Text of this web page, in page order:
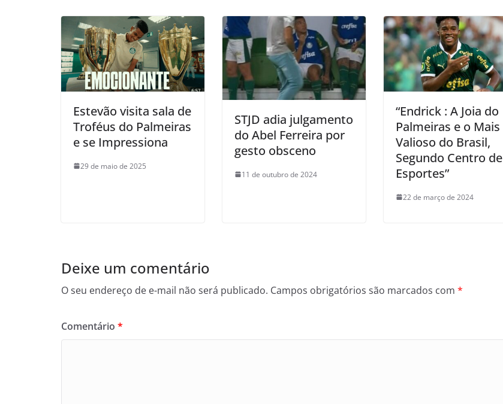
Estevão visita sala de
Troféus do Palmeiras
e se Impressiona
29 de maio de 2025
STJD adia julgamento
do Abel Ferreira por
gesto obsceno
11 de outubro de 2024
“Endrick : A Joia do
Palmeiras e o Mais
Valioso do Brasil,
Segundo Centro de
Esportes”
22 de março de 2024
Deixe um comentário
O seu endereço de e-mail não será publicado. Campos obrigatórios são marcados com *
Comentário *